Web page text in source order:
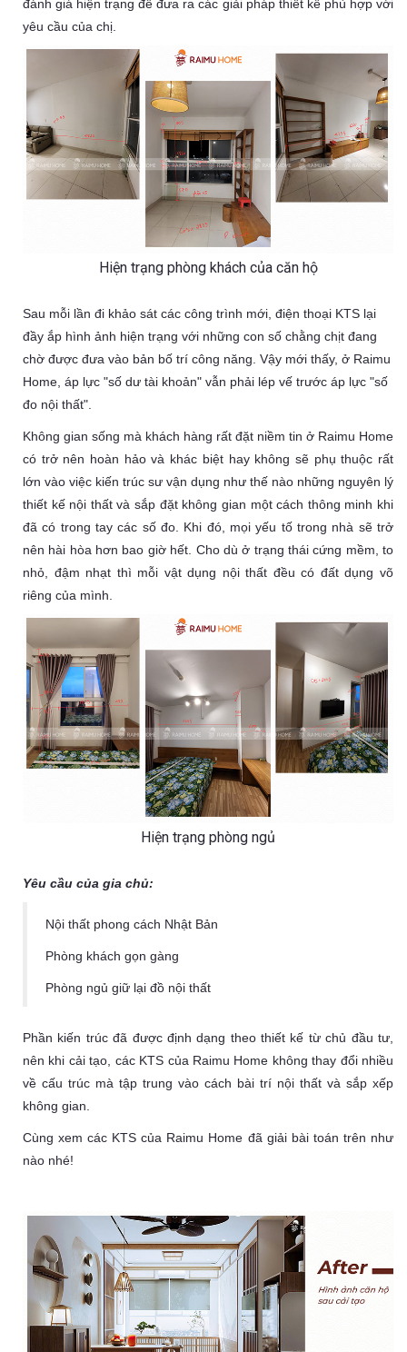
đánh giá hiện trạng để đưa ra các giải pháp thiết kế phù hợp với
yêu cầu của chị.
Hiện trạng phòng khách của căn hộ
Sau mỗi lần đi khảo sát các công trình mới, điện thoại KTS lại
đầy ắp hình ảnh hiện trạng với những con số chằng chịt đang
chờ được đưa vào bản bố trí công năng. Vậy mới thấy, ở Raimu
Home, áp lực "số dư tài khoản" vẫn phải lép vế trước áp lực "số
đo nội thất".
Không gian sống mà khách hàng rất đặt niềm tin ở Raimu Home
có trở nên hoàn hảo và khác biệt hay không sẽ phụ thuộc rất
lớn vào việc kiến trúc sư vận dụng như thế nào những nguyên lý
thiết kế nội thất và sắp đặt không gian một cách thông minh khi
đã có trong tay các số đo. Khi đó, mọi yếu tố trong nhà sẽ trở
nên hài hòa hơn bao giờ hết. Cho dù ở trạng thái cứng mềm, to
nhỏ, đậm nhạt thì mỗi vật dụng nội thất đều có đất dụng võ
riêng của mình.
Hiện trạng phòng ngủ
Yêu cầu của gia chủ:
Nội thất phong cách Nhật Bản
Phòng khách gọn gàng
Phòng ngủ giữ lại đồ nội thất
Phần kiến trúc đã được định dạng theo thiết kế từ chủ đầu tư,
nên khi cải tạo, các KTS của Raimu Home không thay đổi nhiều
về cấu trúc mà tập trung vào cách bài trí nội thất và sắp xếp
không gian.
Cùng xem các KTS của Raimu Home đã giải bài toán trên như
nào nhé!